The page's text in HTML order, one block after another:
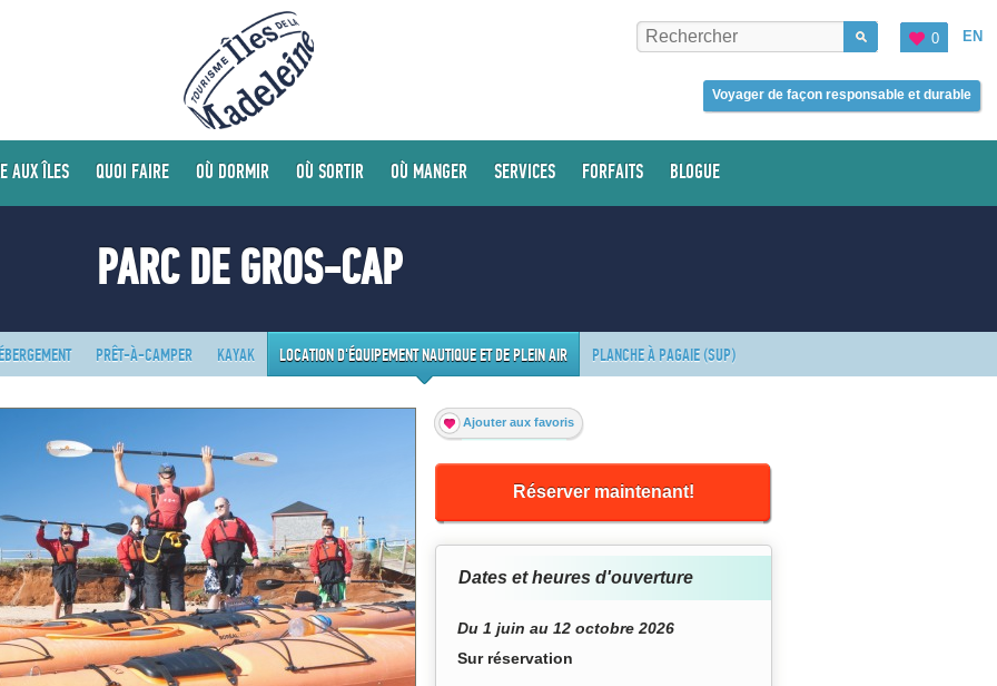
EN
0
Voyager de façon responsable et durable
AUX ÎLES QUOI FAIRE OÙ DORMIR OÙ SORTIR OÙ MANGER SERVICES FORFAITS BLOGUE
PARC DE GROS-CAP
PRÊT-À-CAMPER KAYAK LOCATION D'ÉQUIPEMENT NAUTIQUE ET DE PLEIN AIR PLANCHE À PAGAIE (SUP)
Ajouter aux favoris
Réserver maintenant!
Dates et heures d'ouverture
Du 1 juin au 12 octobre 2026
Sur réservation